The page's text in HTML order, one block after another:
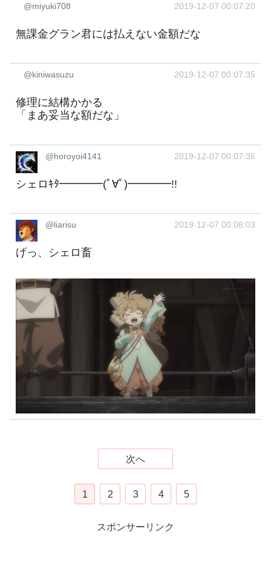
@miyuki708 2019-12-07 00:07:20
無課金グラン君には払えない金額だな
@kiniwasuzu 2019-12-07 00:07:35
修理に結構かかる
「まあ妥当な額だな」
@horoyoi4141 2019-12-07 00:07:36
シェロｷﾀ━━━━(ﾟ∀ﾟ)━━━━!!
@liarisu 2019-12-07 00:08:03
げっ、シェロ畜
次へ
1 2 3 4 5
スポンサーリンク